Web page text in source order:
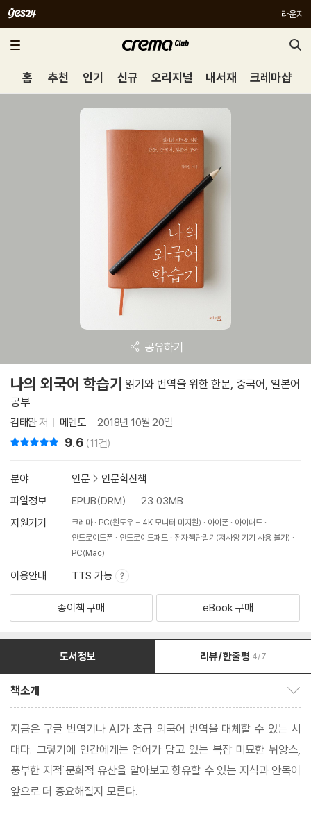
라운지
홈 추천 인기 신규 오리지널 내서재 크레마샵
공유하기
나의 외국어 학습기 읽기와 번역을 위한 한문, 중국어, 일본어
공부
김태완저 메멘토 2018년 10월 20일
9.6 (11건)
분야 인문 > 인문학산책
파일정보
EPUB(DRM)
23.03MB
지원기기
크레마 PC(윈도우 - 4K 모니터 미지원) 아이폰
아이패드
안드로이드폰
안드로이드패드
전자책단말기(저사양 기기 사용 불가)
PC(Mac)
이용안내 TTS 가능
종이책 구매 eBook 구매
도서정보 리뷰/한줄평 4/7
책소개
지금은 구글 번역기나 AI가 초급 외국어 번역을 대체할 수 있는 시
대다. 그렇기에 인간에게는 언어가 담고 있는 복잡 미묘한 뉘앙스,
풍부한 지적˙문화적 유산을 알아보고 향유할 수 있는 지식과 안목이
앞으로 더 중요해질지 모른다.